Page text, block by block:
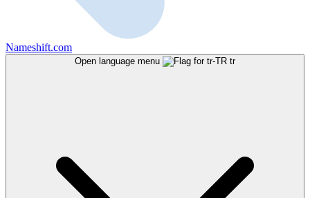
Nameshift.com
Open language menu tr